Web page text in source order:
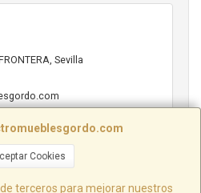
Cookies
terceros para mejorar nuestros
Sevilla